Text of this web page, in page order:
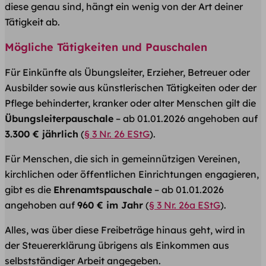
diese genau sind, hängt ein wenig von der Art deiner
Tätigkeit ab.
Mögliche Tätigkeiten und Pauschalen
Für Einkünfte als Übungsleiter, Erzieher, Betreuer oder
Ausbilder sowie aus künstlerischen Tätigkeiten oder der
Pflege behinderter, kranker oder alter Menschen gilt die
Übungsleiterpauschale – ab 01.01.2026 angehoben auf
3.300 € jährlich (§ 3 Nr. 26 EStG).
Für Menschen, die sich in gemeinnützigen Vereinen,
kirchlichen oder öffentlichen Einrichtungen engagieren,
gibt es die Ehrenamtspauschale – ab 01.01.2026
angehoben auf 960 € im Jahr (§ 3 Nr. 26a EStG).
Alles, was über diese Freibeträge hinaus geht, wird in
der Steuererklärung übrigens als Einkommen aus
selbstständiger Arbeit angegeben.